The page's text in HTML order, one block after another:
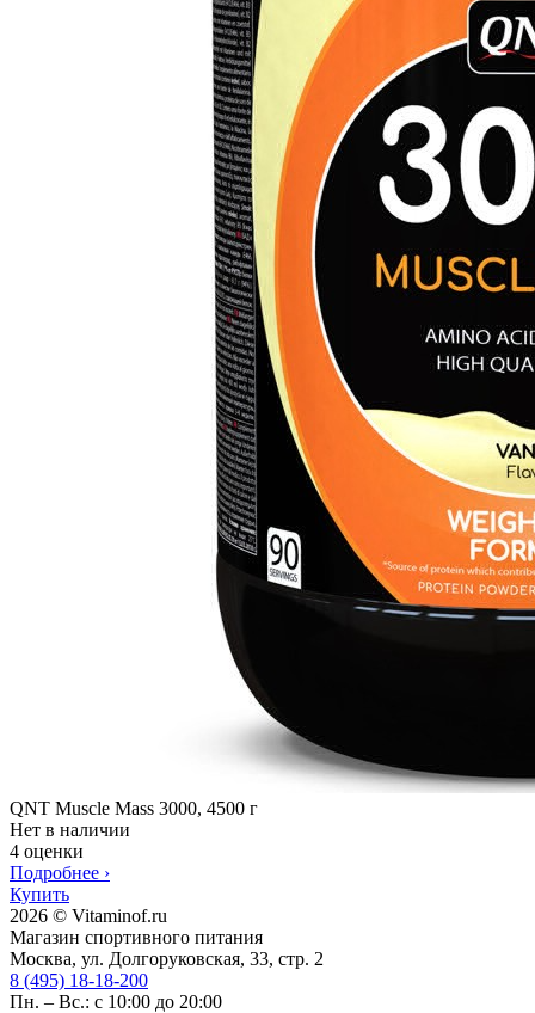
QNT Muscle Mass 3000, 4500 г
Нет в наличии
4 оценки
Подробнее ›
Купить
2026 © Vitaminof.ru
Магазин спортивного питания
Москва, ул. Долгоруковская, 33, стр. 2
8 (495) 18-18-200
Пн. – Вс.: с 10:00 до 20:00